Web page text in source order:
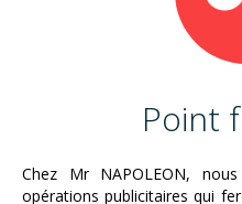
Point
Chez Mr NAPOLEON,
opérations publicitaires qui